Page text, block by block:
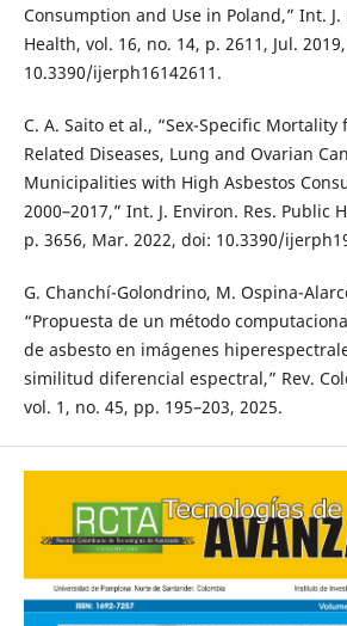
Consumption and Use in Poland,” Int. J.
Health, vol. 16, no. 14, p. 2611, Jul.
10.3390/ijerph16142611.
C. A. Saito et al., “Sex-Specific Mortality
Related Diseases, Lung and Ovarian
Municipalities with High Asbestos
2000–2017,” Int. J. Environ. Res. Public
p. 3656, Mar. 2022, doi: 10.3390/
G. Chanchí-Golondrino, M. Ospina-
“Propuesta de un método
de asbesto en imágenes
similitud diferencial espectral,” Rev.
vol. 1, no. 45, pp. 195–203, 2025.